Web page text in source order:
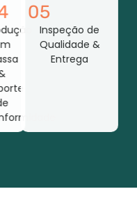
05
Inspeção de
Qualidade &
Entrega